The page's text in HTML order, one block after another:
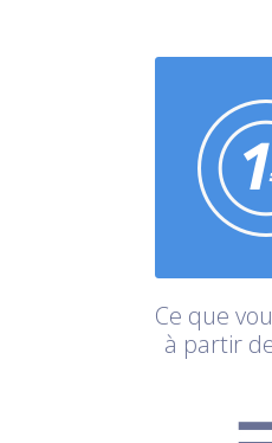
Ce que
à partir